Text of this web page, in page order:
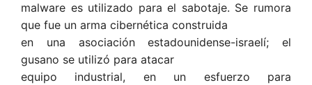
malware es utilizado para el sabotaje. Se rumora
que fue un arma cibernética construida
en una asociación estadounidense-israelí; el
gusano se utilizó para atacar
equipo industrial, en un esfuerzo para